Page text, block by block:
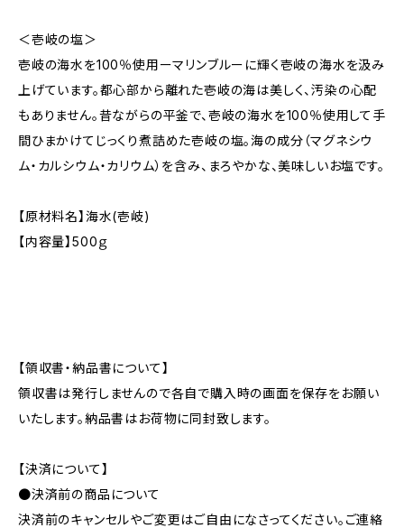
＜壱岐の塩＞
壱岐の海水を100％使用ーマリンブルーに輝く壱岐の海水を汲み
上げています。都心部から離れた壱岐の海は美しく、汚染の心配
もありません。昔ながらの平釜で、壱岐の海水を100％使用して手
間ひまかけてじっくり煮詰めた壱岐の塩。海の成分（マグネシウ
ム・カルシウム・カリウム）を含み、まろやかな、美味しいお塩です。
【原材料名】海水(壱岐)
【内容量】500ｇ
【領収書・納品書について】
領収書は発行しませんので各自で購入時の画面を保存をお願い
いたします。納品書はお荷物に同封致します。
【決済について】
●決済前の商品について
決済前のキャンセルやご変更はご自由になさってください。ご連絡